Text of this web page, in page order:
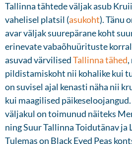
Tallinna tähtede väljak asub
vahelisel platsil (asukoht). Tänu
avar väljak suurepärane koht
erinevate vabaõhuürituste
asuvad värvilisedTallinna tähed
pildistamiskoht nii kohalike kui
on suvisel ajal kenasti näha nii
kui maagilised
väljakul on toimunud näiteks
ning Suur Tallinna Toidutänav ja
Tulemas on Black Eyed Peas